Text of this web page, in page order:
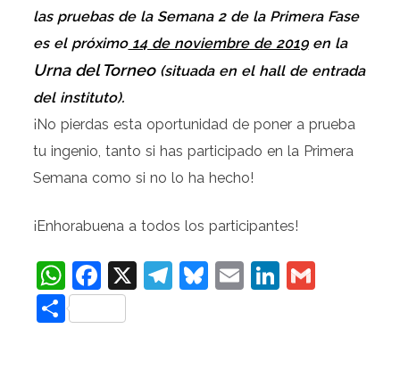
las pruebas de la Semana 2 de la Primera Fase
es el próximo14 de noviembre de 2019en la
Urna del Torneo (situada en el hall de entrada
del instituto).
¡No pierdas esta oportunidad de poner a prueba
tu ingenio, tanto si has participado en la Primera
Semana como si no lo ha hecho!
¡Enhorabuena a todos los participantes!
WhatsApp
Facebook
X Telegram
Bluesky
EmailLinkedIn
Compartir